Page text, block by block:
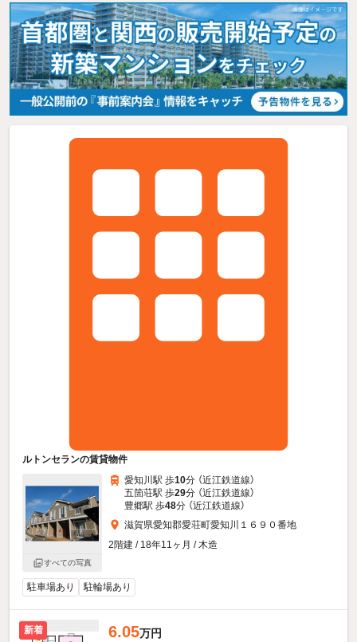
ルトンセランの賃貸物件
すべての写真
愛知川駅 歩10分 （近江鉄道線）
五箇荘駅 歩29分 （近江鉄道線）
豊郷駅 歩48分 （近江鉄道線）
滋賀県愛知郡愛荘町愛知川１６９０番地
2階建 / 18年11ヶ月 / 木造
駐車場あり 駐輪場あり
新着 6.05万円